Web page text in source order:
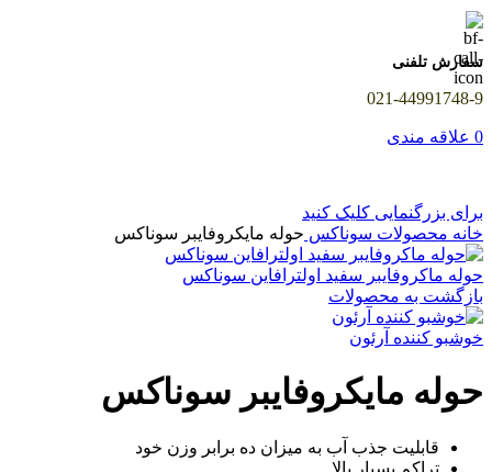
سفارش تلفنی
021-44991748-9
0 علاقه مندی
برای بزرگنمایی کلیک کنید
خانه محصولات سوناکس حوله مایکروفایبر سوناکس
حوله ماکروفایبر سفید اولترافاین سوناکس
بازگشت به محصولات
خوشبو کننده آرئون
حوله مایکروفایبر سوناکس
قابلیت جذب آب به میزان ده برابر وزن خود
تراکم بسیار بالا